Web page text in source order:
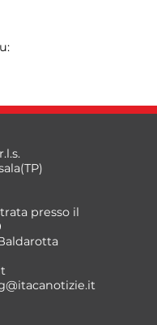
presso il